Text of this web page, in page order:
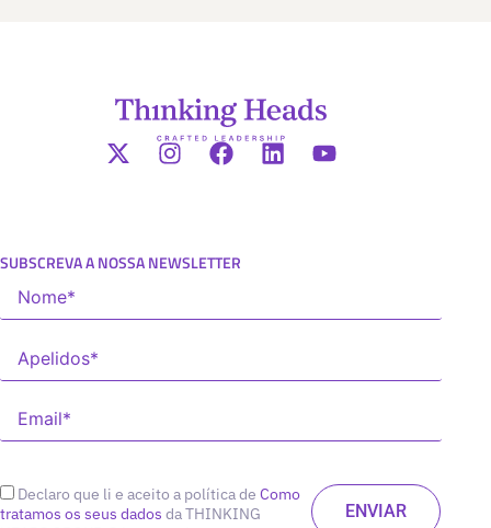
SUBSCREVA A NOSSA NEWSLETTER
Declaro que li e aceito a política de Como
tratamos os seus dados da THINKING